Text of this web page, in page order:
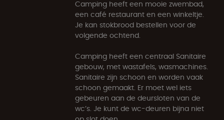
Camping heeft een mooie zwembad,
een café restaurant en een winkeltje.
Je kan stokbrood bestellen voor de
volgende ochtend.
Camping heeft een centraal Sanitaire
gebouw, met wastafels, wasmachines.
Sanitaire zijn schoon en worden vaak
schoon gemaakt. Er moet wel iets
gebeuren aan de deursloten van de
wc’s. Je kunt de wc-deuren bijna niet